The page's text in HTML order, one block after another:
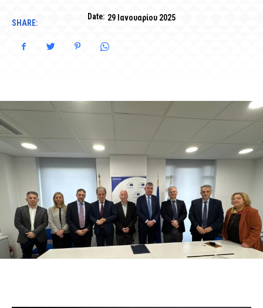
Date: 29 Ιανουαρίου 2025
SHARE: